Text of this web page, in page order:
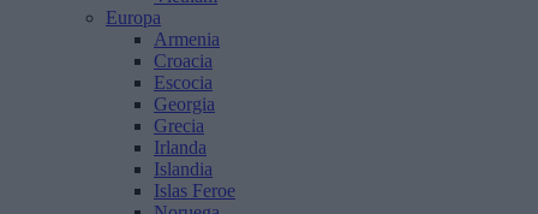
Europa
Armenia
Croacia
Escocia
Georgia
Grecia
Irlanda
Islandia
Islas Feroe